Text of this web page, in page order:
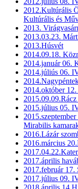
2012.Kultúrális
Kultúrális és
2013.
2013.03.23.
2013.Húsvét
2014.09.18.
2014.január 06.
2014.júliús 06.
2014.október
2015.július 05.
Mirabilis
2016.Lázár
2016.március
2017.április
2017.február 17.
2017.július 09.
2018.április